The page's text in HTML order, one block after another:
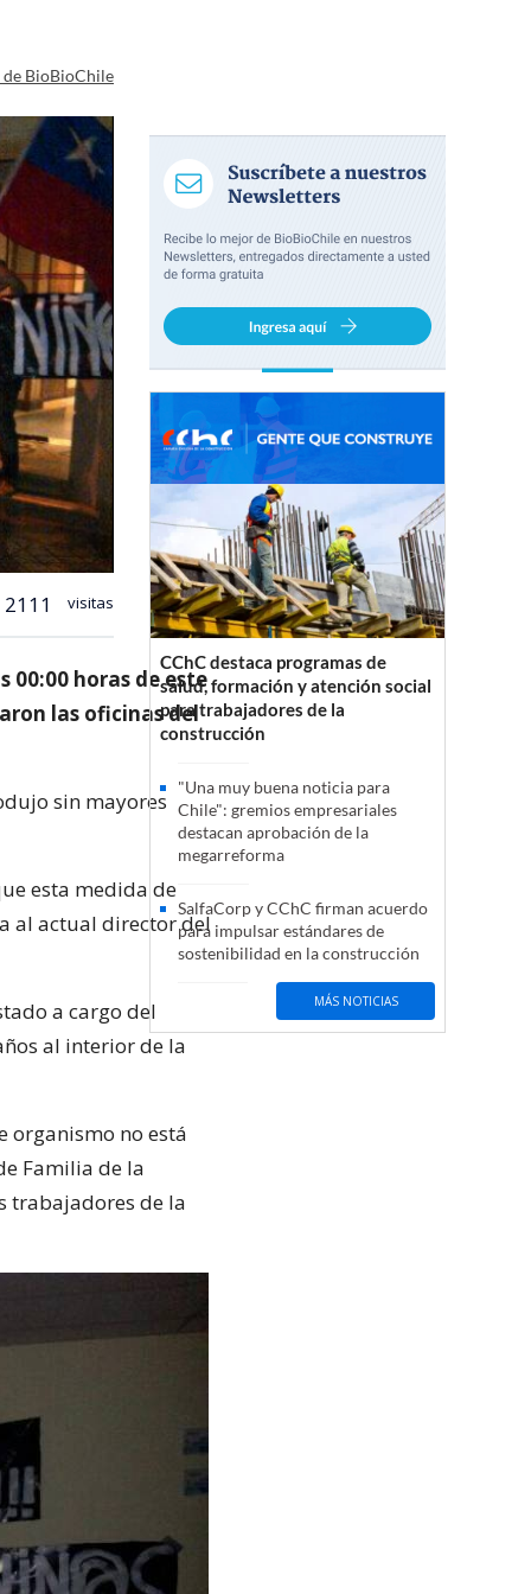
BioBioChile
2111 visitas
00:00 horas de este
las oficinas del
sin mayores
esta medida de
al actual director del
a cargo del
al interior de la
organismo no está
Familia de la
trabajadores de la
CChC destaca programas de
salud, formación y atención social
para trabajadores de la
construcción
"Una muy buena noticia para
Chile": gremios empresariales
destacan aprobación de la
megarreforma
SalfaCorp y CChC firman acuerdo
para impulsar estándares de
sostenibilidad en la construcción
MÁS NOTICIAS